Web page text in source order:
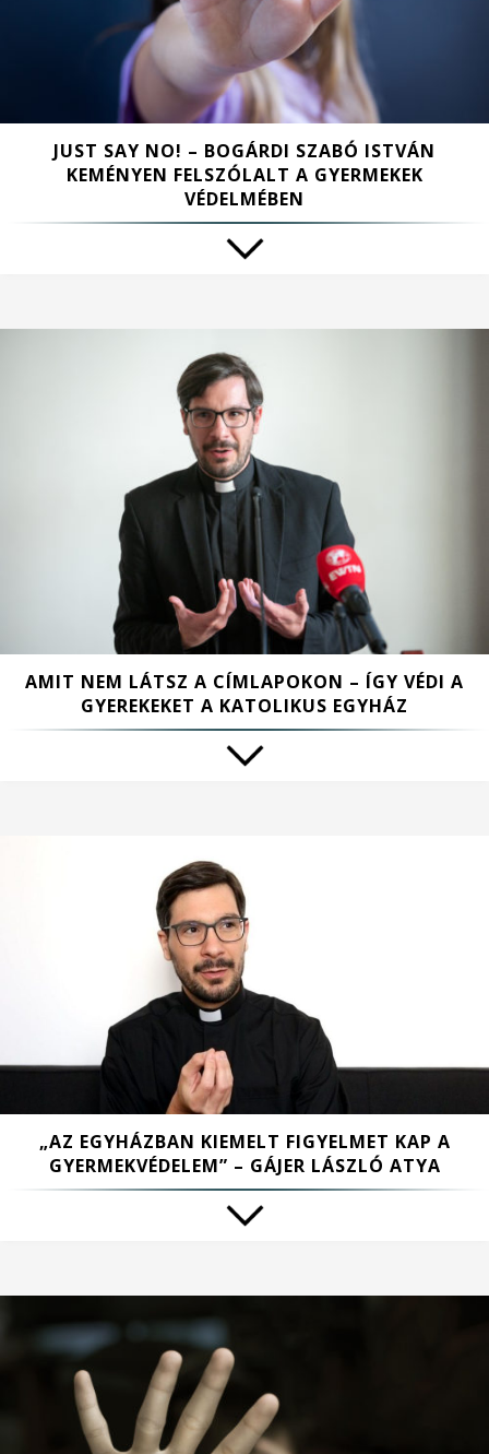
JUST SAY NO! – BOGÁRDI SZABÓ ISTVÁN
KEMÉNYEN FELSZÓLALT A GYERMEKEK
VÉDELMÉBEN
AMIT NEM LÁTSZ A CÍMLAPOKON – ÍGY VÉDI A
GYEREKEKET A KATOLIKUS EGYHÁZ
„AZ EGYHÁZBAN KIEMELT FIGYELMET KAP A
GYERMEKVÉDELEM” – GÁJER LÁSZLÓ ATYA